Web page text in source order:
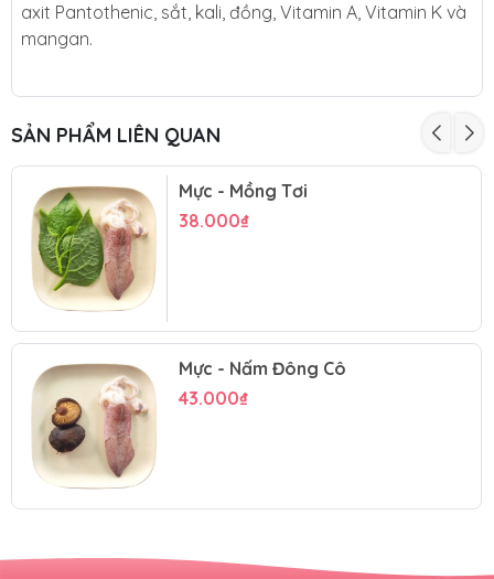
axit Pantothenic, sắt, kali, đồng, Vitamin A, Vitamin K và
mangan.
SẢN PHẨM LIÊN QUAN
Mực - Mồng Tơi
38.000₫
Mực - Nấm Đông Cô
43.000₫